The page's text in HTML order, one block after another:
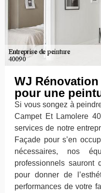
WJ
pour une
Si vous songez à
Campet Et Lamolere
services de notre
Façade pour s’en
nécessaires, nos
professionnels sauront
pour donner de
performances de votre